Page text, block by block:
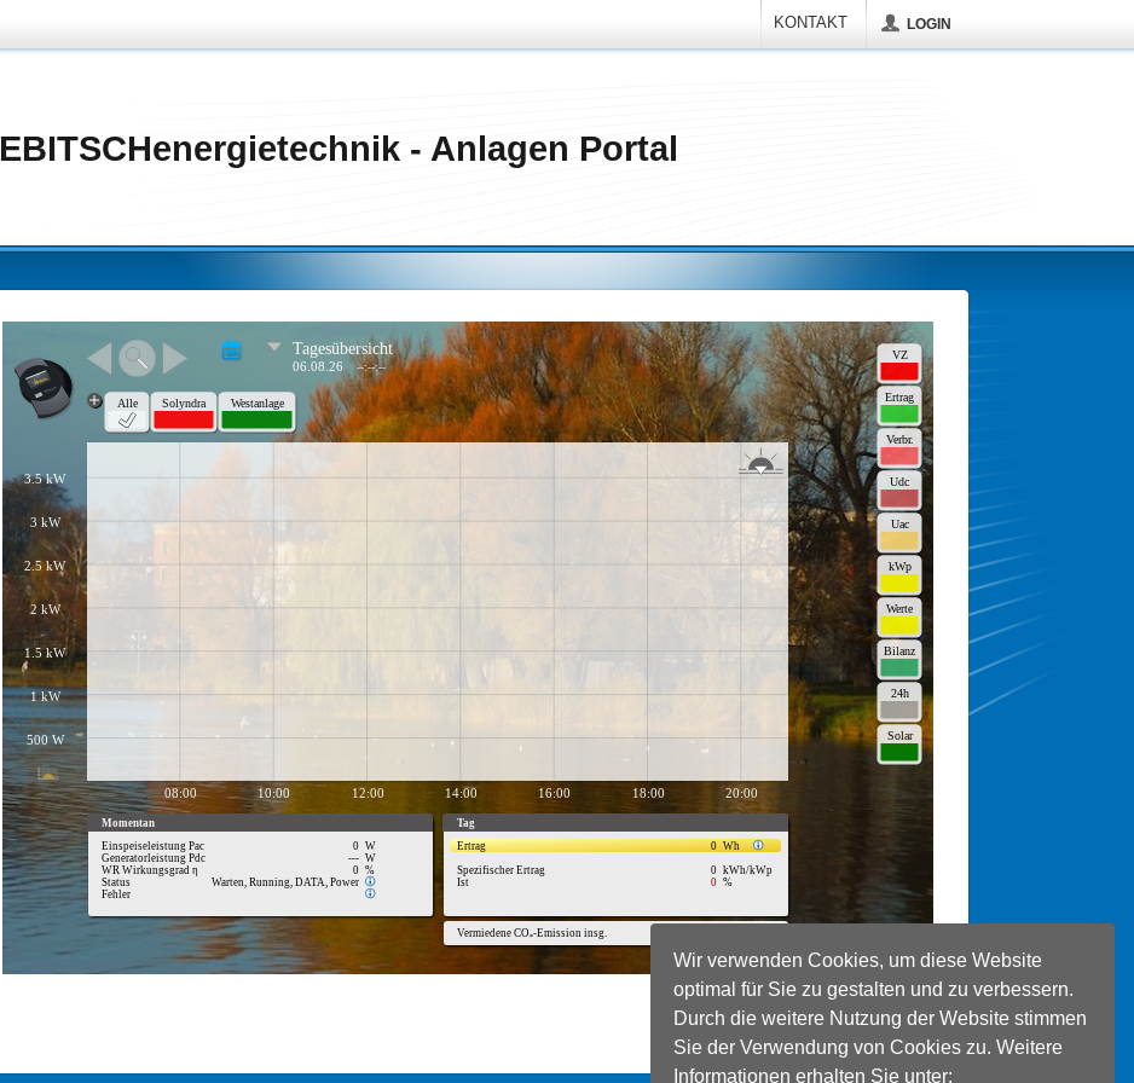
Wir verwenden Cookies, um diese Website
optimal für Sie zu gestalten und zu verbessern.
Durch die weitere Nutzung der Website stimmen
Sie der Verwendung von Cookies zu. Weitere
Informationen erhalten Sie unter:
KONTAKT LOGIN
EBITSCHenergietechnik - Anlagen Portal